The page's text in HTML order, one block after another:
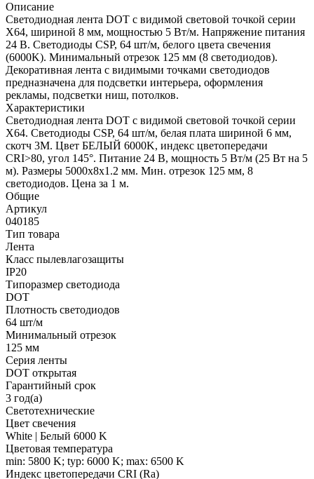
Описание
Светодиодная лента DOT с видимой световой точкой серии
X64, шириной 8 мм, мощностью 5 Вт/м. Напряжение питания
24 В. Светодиоды CSP, 64 шт/м, белого цвета свечения
(6000K). Минимальный отрезок 125 мм (8 светодиодов).
Декоративная лента с видимыми точками светодиодов
предназначена для подсветки интерьера, оформления
рекламы, подсветки ниш, потолков.
Характеристики
Светодиодная лента DOT с видимой световой точкой серии
X64. Светодиоды CSP, 64 шт/м, белая плата шириной 6 мм,
скотч 3M. Цвет БЕЛЫЙ 6000K, индекс цветопередачи
CRI>80, угол 145°. Питание 24 В, мощность 5 Вт/м (25 Вт на 5
м). Размеры 5000х8х1.2 мм. Мин. отрезок 125 мм, 8
светодиодов. Цена за 1 м.
Общие
Артикул
040185
Тип товара
Лента
Класс пылевлагозащиты
IP20
Типоразмер светодиода
DOT
Плотность светодиодов
64 шт/м
Минимальный отрезок
125 мм
Серия ленты
DOT открытая
Гарантийный срок
3 год(а)
Светотехнические
Цвет свечения
White | Белый 6000 K
Цветовая температура
min: 5800 K; typ: 6000 K; max: 6500 K
Индекс цветопередачи CRI (Ra)